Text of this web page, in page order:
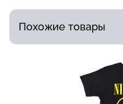
Похожие товары